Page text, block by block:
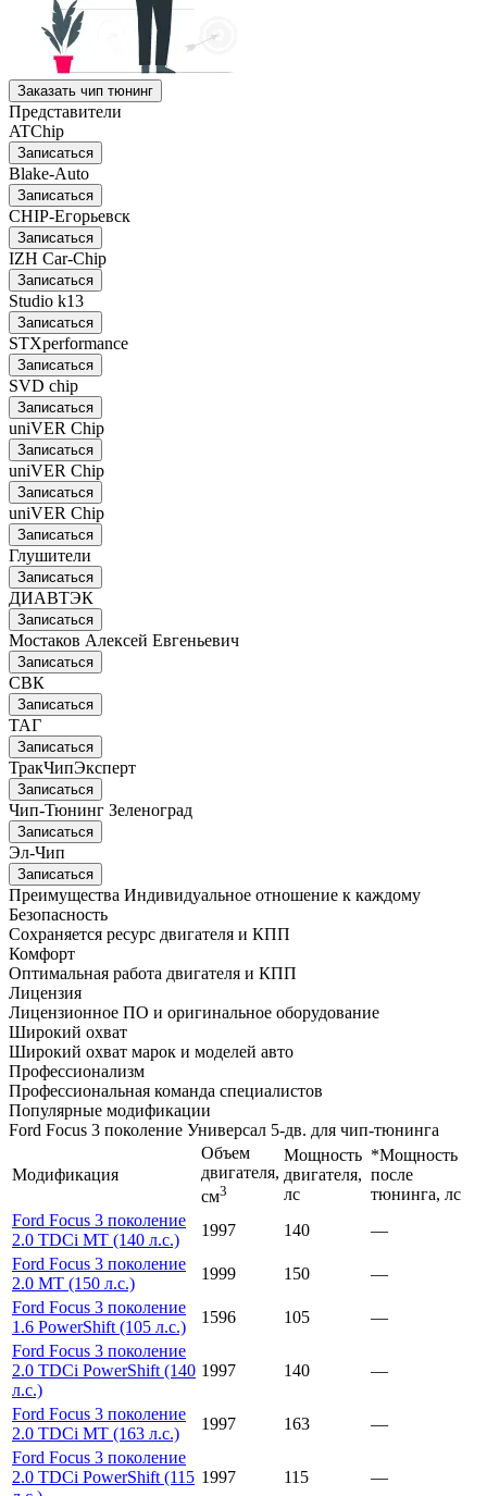
Заказать чип тюнинг
Представители
ATChip
Записаться
Blake-Auto
Записаться
CHIP-Егорьевск
Записаться
IZH Car-Chip
Записаться
Studio k13
Записаться
STXperformance
Записаться
SVD chip
Записаться
uniVER Chip
Записаться
uniVER Chip
Записаться
uniVER Chip
Записаться
Глушители
Записаться
ДИАВТЭК
Записаться
Мостаков Алексей Евгеньевич
Записаться
СВК
Записаться
ТАГ
Записаться
ТракЧипЭксперт
Записаться
Чип-Тюнинг Зеленоград
Записаться
Эл-Чип
Записаться
Преимущества Индивидуальное отношение к каждому
Безопасность
Сохраняется ресурс двигателя и КПП
Комфорт
Оптимальная работа двигателя и КПП
Лицензия
Лицензионное ПО и оригинальное оборудование
Широкий охват
Широкий охват марок и моделей авто
Профессионализм
Профессиональная команда специалистов
Популярные модификации
Ford Focus 3 поколение Универсал 5-дв. для чип-тюнинга
Модификация
Объем
двигателя,
см3
Мощность
двигателя,
лс
*Мощность
после
тюнинга, лс
Ford Focus 3 поколение
2.0 TDCi MT (140 л.с.)
1997 140
—
Ford Focus 3 поколение
2.0 MT (150 л.с.)
1999 150
—
Ford Focus 3 поколение
1.6 PowerShift (105 л.с.)
1596 105
—
Ford Focus 3 поколение
2.0 TDCi PowerShift (140
л.с.)
1997 140 —
Ford Focus 3 поколение
2.0 TDCi MT (163 л.с.)
1997 163
—
Ford Focus 3 поколение
2.0 TDCi PowerShift (115 1997 115 —